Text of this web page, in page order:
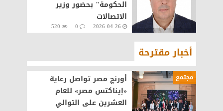
الحكومة" بحضور وزير
الاتصالات
2026-04-26
0
520
أخبار مقترحة
مجتمع
أورنچ مصر تواصل رعاية
«إيناكتس مصر» للعام
العشرين على التوالي